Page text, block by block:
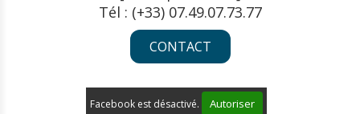
Tél : (+33) 07.49.07.73.77
CONTACT
Facebook est désactivé. Autoriser